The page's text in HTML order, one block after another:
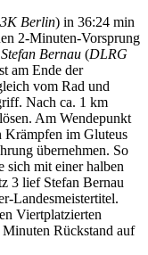
Berlin) in 36:24 min
2-Minuten-Vorsprung
Stefan Bernau (DLRG
am Ende der
vom Rad und
Nach ca. 1 km
Am Wendepunkt
Krämpfen im Gluteus
übernehmen. So
sich mit einer halben
3 lief Stefan Bernau
Landesmeistertitel.
Viertplatzierten
Rückstand auf